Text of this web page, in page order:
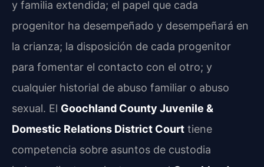
y familia extendida; el papel que cada
progenitor ha desempeñado y desempeñará en
la crianza; la disposición de cada progenitor
para fomentar el contacto con el otro; y
cualquier historial de abuso familiar o abuso
sexual. El Goochland County Juvenile &
Domestic Relations District Court tiene
competencia sobre asuntos de custodia